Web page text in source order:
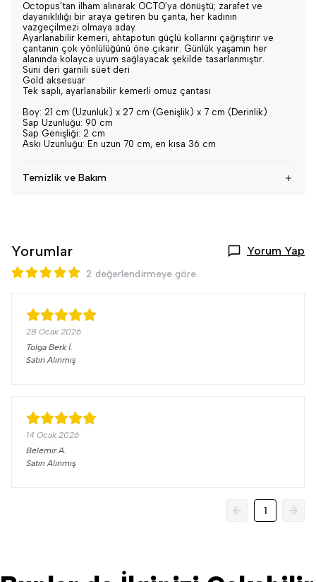
Octopus’tan ilham alınarak OCTO’ya dönüştü; zarafet ve
dayanıklılığı bir araya getiren bu çanta, her kadının
vazgeçilmezi olmaya aday.
Ayarlanabilir kemeri, ahtapotun güçlü kollarını çağrıştırır ve
çantanın çok yönlülüğünü öne çıkarır. Günlük yaşamın her
alanında kolayca uyum sağlayacak şekilde tasarlanmıştır.
Suni deri garnili süet deri
Gold aksesuar
Tek saplı, ayarlanabilir kemerli omuz çantası
Boy: 21 cm (Uzunluk) x 27 cm (Genişlik) x 7 cm (Derinlik)
Sap Uzunluğu: 90 cm
Sap Genişliği: 2 cm
Askı Uzunluğu: En uzun 70 cm, en kısa 36 cm
Temizlik ve Bakım
Yorumlar Yorum Yap
2 değerlendirmeye göre
28 Ocak 2026
Tolga Berkİ.
Satın Alınmış
14 Ocak 2026
Belemir A.
Satın Alınmış
1